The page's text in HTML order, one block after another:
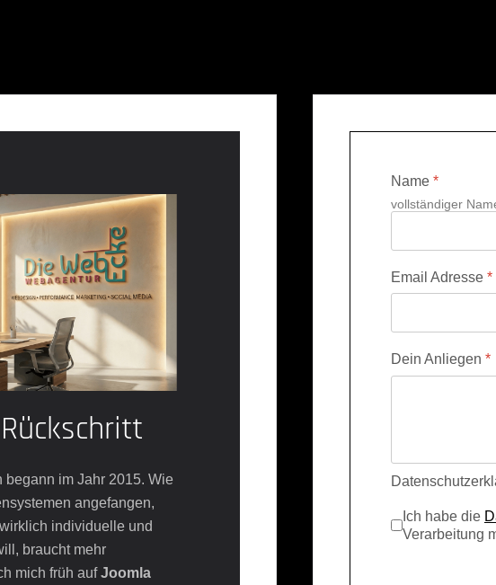
begann im Jahr 2015. Wie
angefangen,
individuelle und
braucht mehr
mich früh aufJoomla
Name *
vollständiger
Email Adresse *
Dein Anliegen *
Ich habe die
Verarbeitung